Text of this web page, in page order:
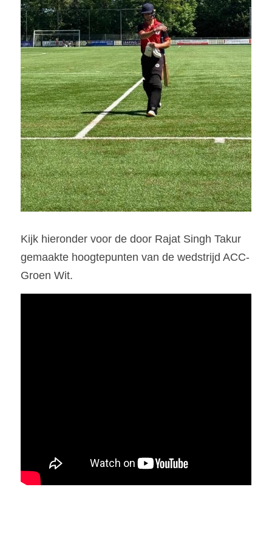
Kijk hieronder voor de door Rajat Singh Takur
gemaakte hoogtepunten van de wedstrijd ACC-
Groen Wit.